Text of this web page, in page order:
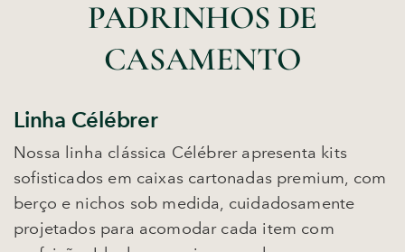
PADRINHOS DE
CASAMENTO
Linha Célébrer
Nossa linha clássica Célébrer apresenta kits
sofisticados em caixas cartonadas premium, com
berço e nichos sob medida, cuidadosamente
projetados para acomodar cada item com